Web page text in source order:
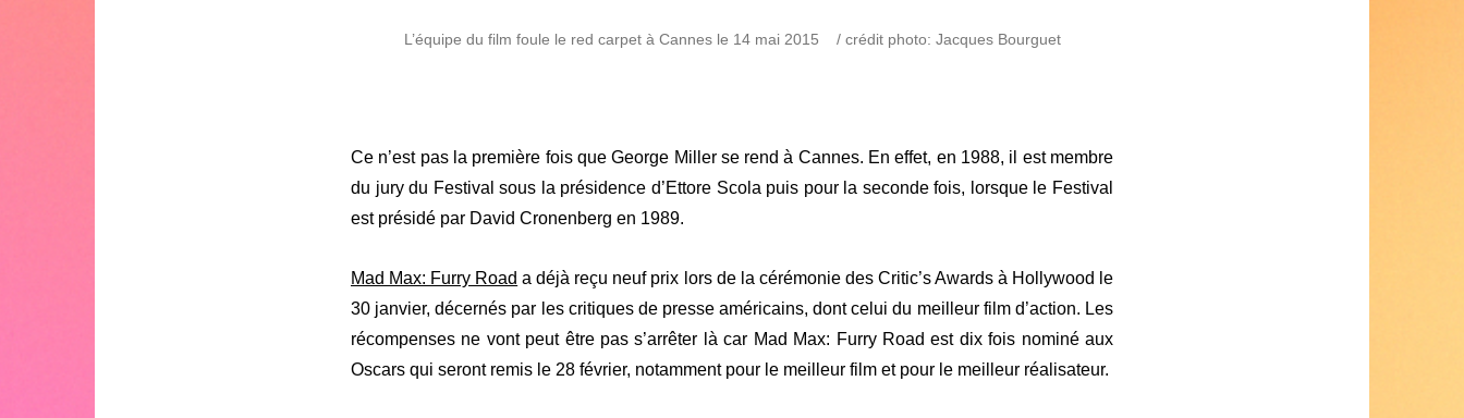
L’équipe du film foule le red carpet à Cannes le 14 mai 2015 / crédit photo: Jacques Bourguet
Ce n’est pas la première fois que George Miller se rend à Cannes. En effet, en 1988, il est membre
du jury du Festival sous la présidence d’Ettore Scola puis pour la seconde fois, lorsque le Festival
est présidé par David Cronenberg en 1989.
Mad Max: Furry Road a déjà reçu neuf prix lors de la cérémonie des Critic’s Awards à Hollywood le
30 janvier, décernés par les critiques de presse américains, dont celui du meilleur film d’action. Les
récompenses ne vont peut être pas s’arrêter là car Mad Max: Furry Road est dix fois nominé aux
Oscars qui seront remis le 28 février, notamment pour le meilleur film et pour le meilleur réalisateur.